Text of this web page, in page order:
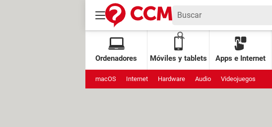
Ordenadores Móviles y tablets Apps e Internet
macOS Internet Hardware Audio Videojuegos